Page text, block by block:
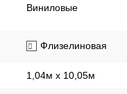
Виниловые
Флизелиновая
1,04м х 10,05м